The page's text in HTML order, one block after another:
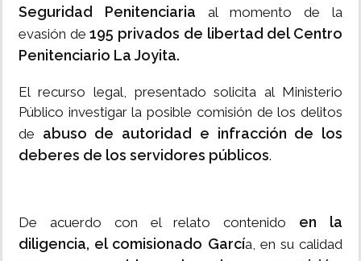
Seguridad Penitenciaria al momento de la
evasión de195 privados de libertad del Centro
Penitenciario La Joyita.
El recurso legal, presentado solicita al Ministerio
Público investigar la posible comisión de los delitos
de abuso de autoridad e infracción de los
deberes de los servidores públicos.
De acuerdo con el relato contenido en la
diligencia, el comisionado García, en su calidad